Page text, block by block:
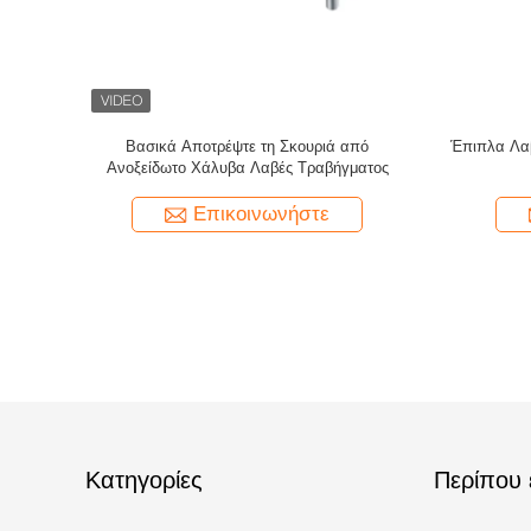
Σιδηροτροχιά από ανοξείδωτο χάλυβα
Επικοινωνήστε
Κατηγορίες Περίπου